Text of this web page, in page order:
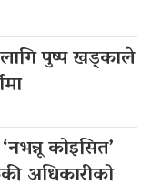
लागि पुष्प खड्काले
कोइसित’
अधिकारीको